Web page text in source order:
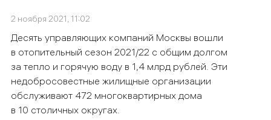
2 ноября 2021, 11:02
Десять управляющих компаний Москвы вошли
в отопительный сезон 2021/22 с общим долгом
за тепло и горячую воду в 1,4 млрд рублей. Эти
недобросовестные жилищные организации
обслуживают 472 многоквартирных дома
в 10 столичных округах.